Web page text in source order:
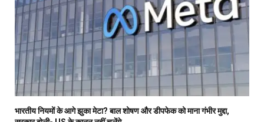
भारतीय नियमों के आगे झुका मेटा? बाल शोषण और डीपफेक को माना गंभीर मुद्दा,